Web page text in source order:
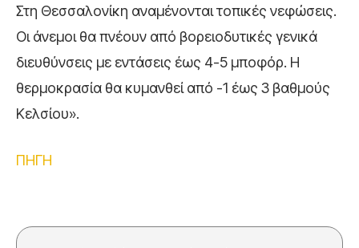
Στη Θεσσαλονίκη αναμένονται τοπικές νεφώσεις.
Οι άνεμοι θα πνέουν από βορειοδυτικές γενικά
διευθύνσεις με εντάσεις έως 4-5 μποφόρ. Η
θερμοκρασία θα κυμανθεί από -1 έως 3 βαθμούς
Κελσίου».
ΠΗΓΗ